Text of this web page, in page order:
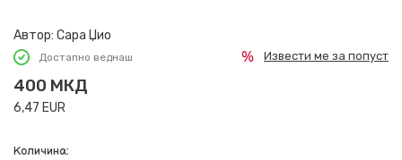
Автор: Сара Џио
Достапно веднаш
400 МКД
6,47 EUR
Извести ме за попуст
Количина: